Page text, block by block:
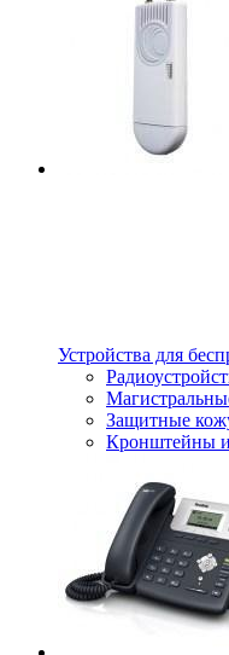
Устройства для
Защитные
Кронштейны